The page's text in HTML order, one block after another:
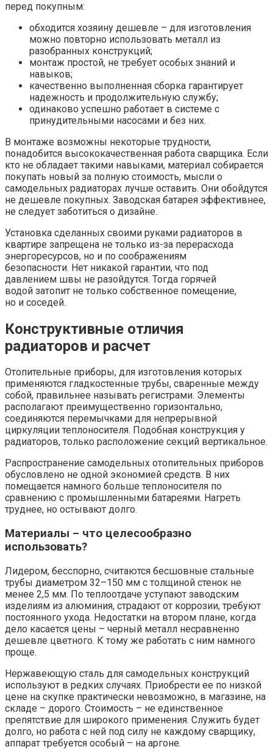
перед покупным:
обходится хозяину дешевле – для изготовления
можно повторно использовать металл из
разобранных конструкций;
монтаж простой, не требует особых знаний и
навыков;
качественно выполненная сборка гарантирует
надежность и продолжительную службу;
одинаково успешно работает в системе с
принудительными насосами и без них.
В монтаже возможны некоторые трудности,
понадобится высококачественная работа сварщика. Если
кто не обладает такими навыками, материал собирается
покупать новый за полную стоимость, мысли о
самодельных радиаторах лучше оставить. Они обойдутся
не дешевле покупных. Заводская батарея эффективнее,
не следует заботиться о дизайне.
Установка сделанных своими руками радиаторов в
квартире запрещена не только из-за перерасхода
энергоресурсов, но и по соображениям
безопасности. Нет никакой гарантии, что под
давлением швы не разойдутся. Тогда горячей
водой затопит не только собственное помещение,
но и соседей.
Конструктивные отличия
радиаторов и расчет
Отопительные приборы, для изготовления которых
применяются гладкостенные трубы, сваренные между
собой, правильнее называть регистрами. Элементы
располагают преимущественно горизонтально,
соединяются перемычками для непрерывной
циркуляции теплоносителя. Подобная конструкция у
радиаторов, только расположение секций вертикальное.
Распространение самодельных отопительных приборов
обусловлено не одной экономией средств. В них
помещается намного больше теплоносителя по
сравнению с промышленными батареями. Нагреть
труднее, но остывают долго.
Материалы – что целесообразно
использовать?
Лидером, бесспорно, считаются бесшовные стальные
трубы диаметром 32–150 мм с толщиной стенок не
менее 2,5 мм. По теплоотдаче уступают заводским
изделиям из алюминия, страдают от коррозии, требуют
постоянного ухода. Недостатки на втором плане, когда
дело касается цены – черный металл несравненно
дешевле цветного. К тому же работать с ним намного
проще.
Нержавеющую сталь для самодельных конструкций
используют в редких случаях. Приобрести ее по низкой
цене на скупке практически невозможно, в магазине, на
складе – дорого. Стоимость – не единственное
препятствие для широкого применения. Служить будет
долго, но работа с ней под силу не каждому сварщику,
аппарат требуется особый – на аргоне.